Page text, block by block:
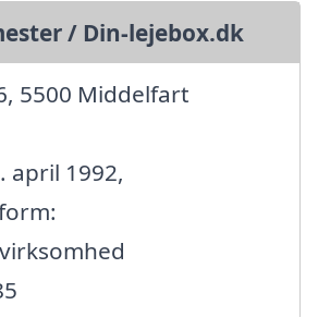
/ Din-lejebox.dk
5500 Middelfart
april 1992,